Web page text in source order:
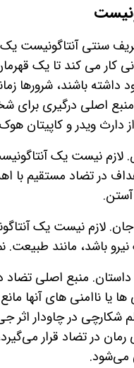
سنتی آنتاگونیست
کار می کند تا یک
داشته باشند، شرورها
منبع اصلی درگیری
دارث ویدر و کاپیتان
لازم نیست یک
در تضاد مستقیم با
لازم نیست یک
باشد، مانند طبیعت.
منبع اصلی تضاد
یا ناامنی های آنها
شکارچی در چاودار
در تضاد قرار